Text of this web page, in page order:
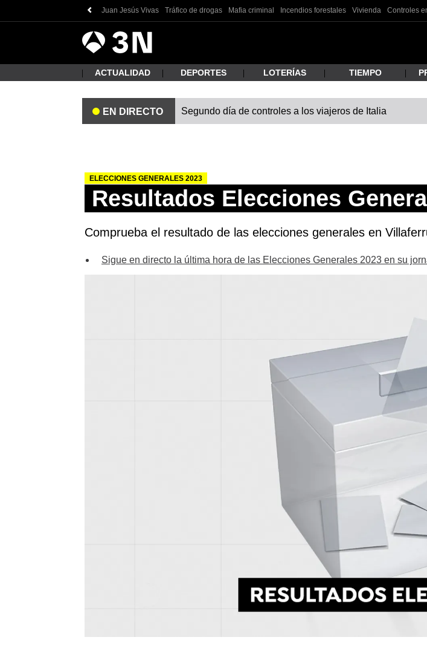
Juan Jesús Vivas Tráfico de drogas Mafia criminal Incendios forestales Vivienda Controles
3
Noticias
Buscar
ACTUALIDAD DEPORTES LOTERÍAS TIEMPO
EN DIRECTO Segundo día de controles a los viajeros de Italia
ELECCIONES GENERALES 2023
Resultados Elecciones
Comprueba el resultado de las elecciones generales en
Sigue en directo la última hora de las Elecciones Generales 2023 en su